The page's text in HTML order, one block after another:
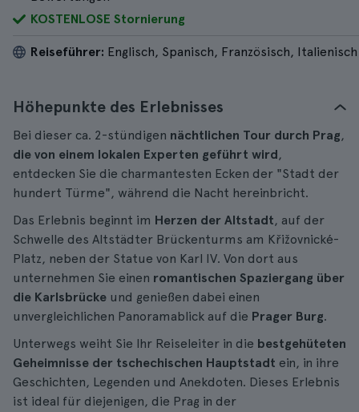
KOSTENLOSE Stornierung
Reiseführer: Englisch, Spanisch, Französisch, Italienisch
Höhepunkte des Erlebnisses
Bei dieser ca. 2-stündigen nächtlichen Tour durch Prag,
die von einem lokalen Experten geführt wird,
entdecken Sie die charmantesten Ecken der "Stadt der
hundert Türme", während die Nacht hereinbricht.
Das Erlebnis beginnt im Herzen der Altstadt, auf der
Schwelle des Altstädter Brückenturms am Křižovnické-
Platz, neben der Statue von Karl IV. Von dort aus
unternehmen Sie einen romantischen Spaziergang über
die Karlsbrücke und genießen dabei einen
unvergleichlichen Panoramablick auf die Prager Burg.
Unterwegs weiht Sie Ihr Reiseleiter in die bestgehüteten
Geheimnisse der tschechischen Hauptstadt ein, in ihre
Geschichten, Legenden und Anekdoten. Dieses Erlebnis
ist ideal für diejenigen, die Prag in der